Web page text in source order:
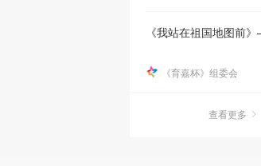
《我站在祖国地图前
《育嘉杯》组委会
查看更多